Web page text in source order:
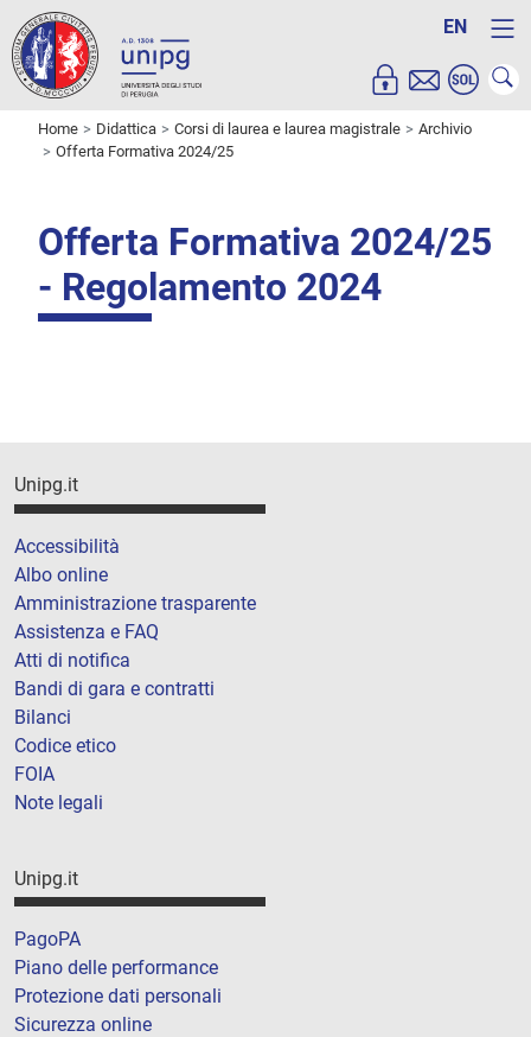
EN
Home Didattica Corsi di laurea e laurea magistrale
Archivio
Offerta Formativa 2024/25
Offerta Formativa 2024/25
- Regolamento 2024
Unipg.it
Accessibilità
Albo online
Amministrazione trasparente
Assistenza e FAQ
Atti di notifica
Bandi di gara e contratti
Bilanci
Codice etico
FOIA
Note legali
Unipg.it
PagoPA
Piano delle performance
Protezione dati personali
Sicurezza online